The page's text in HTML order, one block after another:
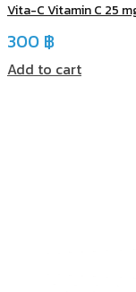
Vita-C Vitamin C 25
300 ฿
Add to cart